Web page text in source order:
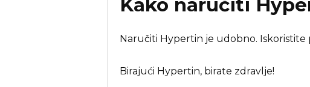
Naručiti Hypertin je udobno. Iskoristite
Birajući Hypertin, birate zdravlje!